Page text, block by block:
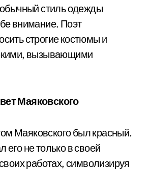
стиль одежды
внимание. Поэт
строгие костюмы и
вызывающими
Маяковского
Маяковского был красный.
его не только в своей
работах, символизируя